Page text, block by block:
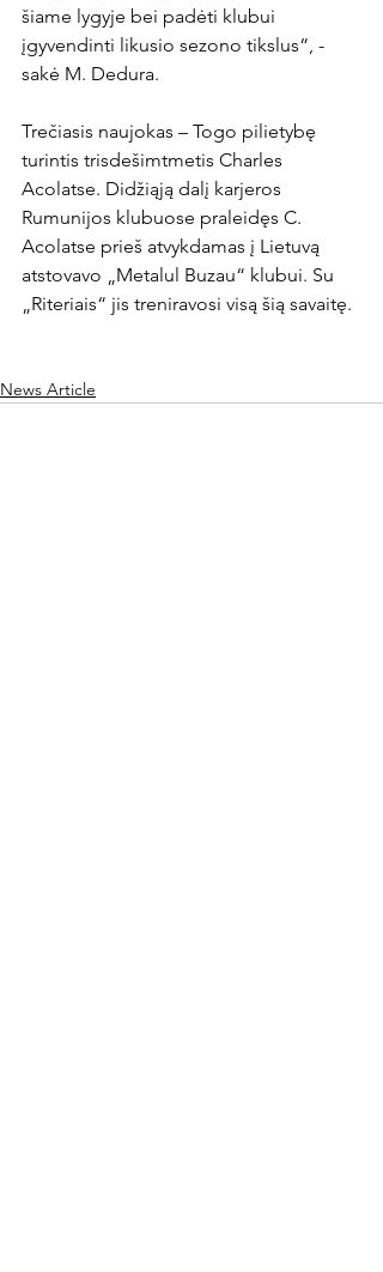
šiame lygyje bei padėti klubui
įgyvendinti likusio sezono tikslus“, -
sakė M. Dedura.
Trečiasis naujokas – Togo pilietybę
turintis trisdešimtmetis Charles
Acolatse. Didžiąją dalį karjeros
Rumunijos klubuose praleidęs C.
Acolatse prieš atvykdamas į Lietuvą
atstovavo „Metalul Buzau“ klubui. Su
„Riteriais“ jis treniravosi visą šią savaitę.
News Article